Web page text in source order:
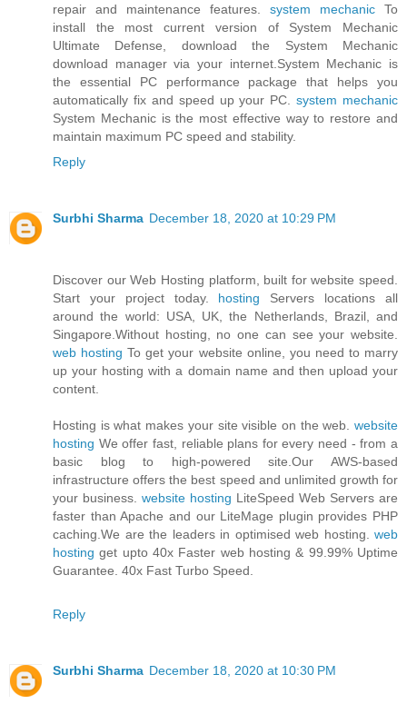
repair and maintenance features. system mechanic To
install the most current version of System Mechanic
Ultimate Defense, download the System Mechanic
download manager via your internet.System Mechanic is
the essential PC performance package that helps you
automatically fix and speed up your PC.system mechanic
System Mechanic is the most effective way to restore and
maintain maximum PC speed and stability.
Reply
Surbhi Sharma December 18, 2020 at 10:29 PM
Discover our Web Hosting platform, built for website speed.
Start your project today. hosting Servers locations all
around the world: USA, UK, the Netherlands, Brazil, and
Singapore.Without hosting, no one can see your website.
web hosting To get your website online, you need to marry
up your hosting with a domain name and then upload your
content.
Hosting is what makes your site visible on the web. website
hosting We offer fast, reliable plans for every need - from a
basic blog to high-powered site.Our AWS-based
infrastructure offers the best speed and unlimited growth for
your business. website hosting LiteSpeed Web Servers are
faster than Apache and our LiteMage plugin provides PHP
caching.We are the leaders in optimised web hosting. web
hosting get upto 40x Faster web hosting & 99.99% Uptime
Guarantee. 40x Fast Turbo Speed.
Reply
Surbhi Sharma December 18, 2020 at 10:30 PM